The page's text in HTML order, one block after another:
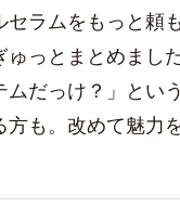
セラムをもっと頼
ゅっとまとめまし
ムだっけ？」とい
方も。改めて魅力